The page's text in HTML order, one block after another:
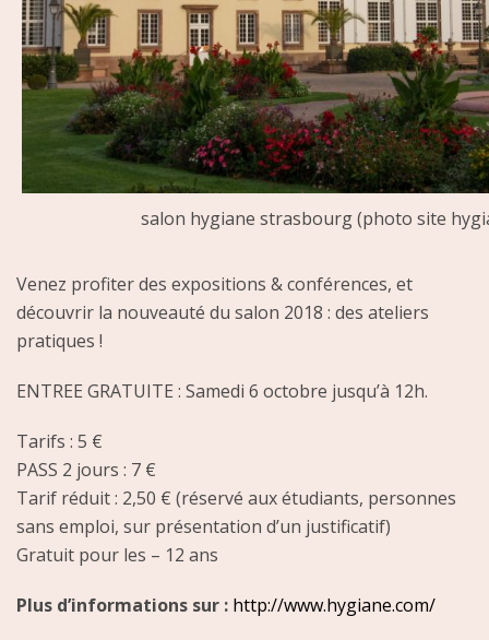
salon hygiane strasbourg (photo site
Venez profiter des expositions & conférences, et
découvrir la nouveauté du salon 2018 : des ateliers
pratiques !
ENTREE GRATUITE : Samedi 6 octobre jusqu’à 12h.
Tarifs : 5 €
PASS 2 jours : 7 €
Tarif réduit : 2,50 € (réservé aux étudiants, personnes
sans emploi, sur présentation d’un justificatif)
Gratuit pour les – 12 ans
Plus d’informations sur : http://www.hygiane.com/